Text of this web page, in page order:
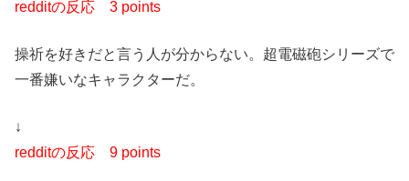
redditの反応 3 points
操祈を好きだと言う人が分からない。超電磁砲シリーズで
一番嫌いなキャラクターだ。
↓
redditの反応 9 points